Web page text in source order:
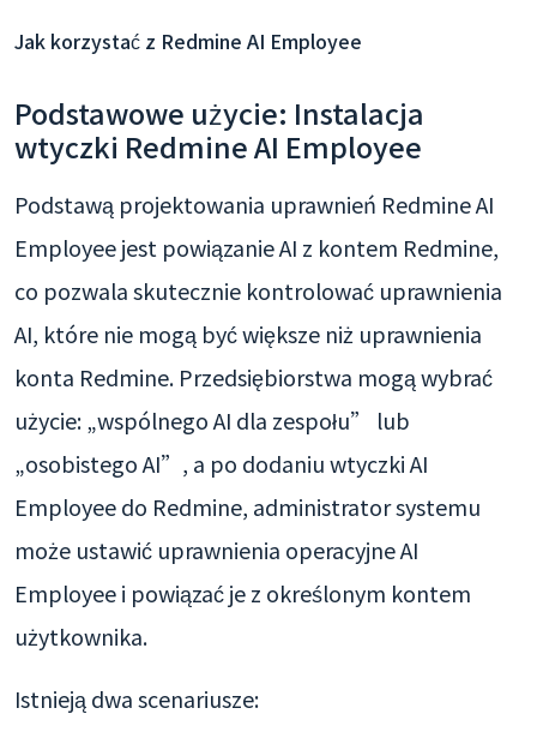
Jak korzystać z Redmine AI Employee
Podstawowe użycie: Instalacja
wtyczki Redmine AI Employee
Podstawą projektowania uprawnień Redmine AI
Employee jest powiązanie AI z kontem Redmine,
co pozwala skutecznie kontrolować uprawnienia
AI, które nie mogą być większe niż uprawnienia
konta Redmine. Przedsiębiorstwa mogą wybrać
użycie: „wspólnego AI dla zespołu” lub
„osobistego AI”, a po dodaniu wtyczki AI
Employee do Redmine, administrator systemu
może ustawić uprawnienia operacyjne AI
Employee i powiązać je z określonym kontem
użytkownika.
Istnieją dwa scenariusze: